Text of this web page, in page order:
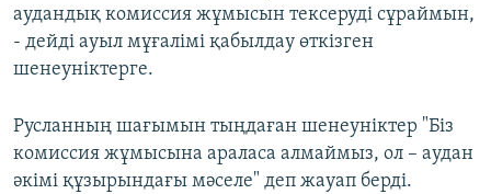
аудандық комиссия жұмысын тексеруді сұраймын,
- дейді ауыл мұғалімі қабылдау өткізген
шенеуніктерге.
Русланның шағымын тыңдаған шенеуніктер "Біз
комиссия жұмысына араласа алмаймыз, ол – аудан
әкімі құзырындағы мәселе" деп жауап берді.